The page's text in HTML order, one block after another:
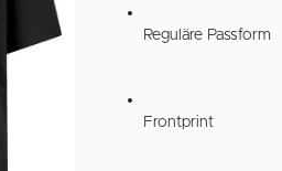
Reguläre Passform
Frontprint